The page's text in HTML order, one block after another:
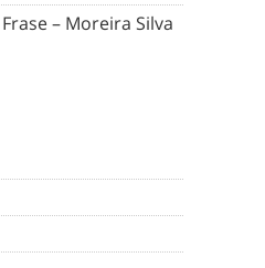
Frase – Moreira Silva